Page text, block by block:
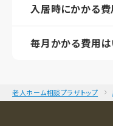
入居時にかかる費
毎月かかる費用は
老人ホーム相談プラザトップ